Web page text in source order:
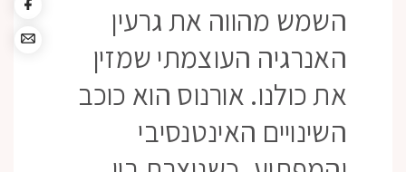
השמש מהווה את גרעין
האנרגיה העוצמתי שמזין
את כולנו. אורנוס הוא כוכב
השינויים האינטנסיבי